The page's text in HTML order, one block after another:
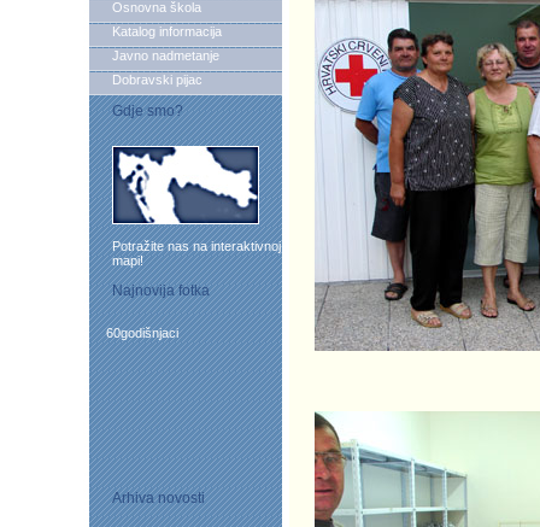
Osnovna škola
Katalog informacija
Javno nadmetanje
Dobravski pijac
Gdje smo?
Potražite nas na interaktivnoj
mapi!
Najnovija fotka
60godišnjaci
Arhiva novosti